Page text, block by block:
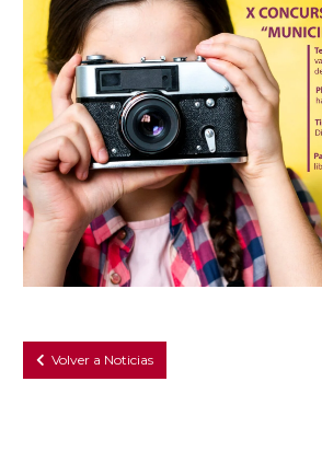
Volver a Noticias